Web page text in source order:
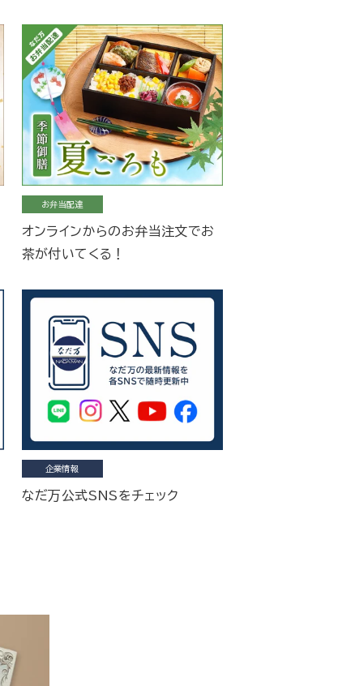
お弁当配達
オンラインからのお弁当注文でお
茶が付いてくる！
企業情報
なだ万公式SNSをチェック